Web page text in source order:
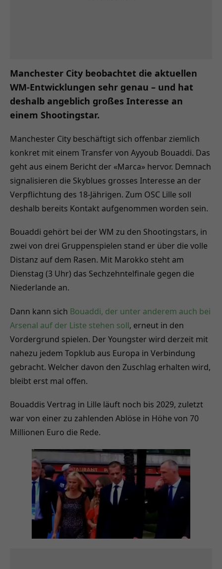
Manchester City beobachtet die aktuellen
WM-Entwicklungen sehr genau – und hat
deshalb angeblich großes Interesse an
einem Shootingstar.
Manchester City beschäftigt sich offenbar ziemlich
konkret mit einem Transfer von Ayyoub Bouaddi. Das
geht aus einem Bericht der «Marca» hervor. Demnach
signalisieren die Skyblues grosses Interesse an der
Verpflichtung des 18-Jährigen. Zum OSC Lille soll
deshalb bereits Kontakt aufgenommen worden sein.
Bouaddi gehört bei der WM zu den Shootingstars, in
zwei von drei Gruppenspielen stand er über die volle
Distanz auf dem Rasen. Mit Marokko steht am
Dienstag (3 Uhr) das Sechzehntelfinale gegen die
Niederlande an.
Dann kann sich Bouaddi, der unter anderem auch bei
Arsenal auf der Liste stehen soll, erneut in den
Vordergrund spielen. Der Youngster wird derzeit mit
nahezu jedem Topklub aus Europa in Verbindung
gebracht. Welcher davon den Zuschlag erhalten wird,
bleibt erst mal offen.
Bouaddis Vertrag in Lille läuft noch bis 2029, zuletzt
war von einer zu zahlenden Ablöse in Höhe von 70
Millionen Euro die Rede.